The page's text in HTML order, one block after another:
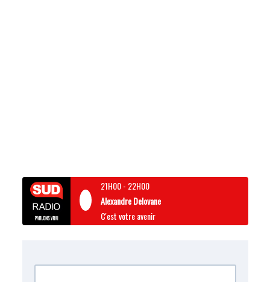
21H00- 22H00
Alexandre Delovane
C'est votre avenir